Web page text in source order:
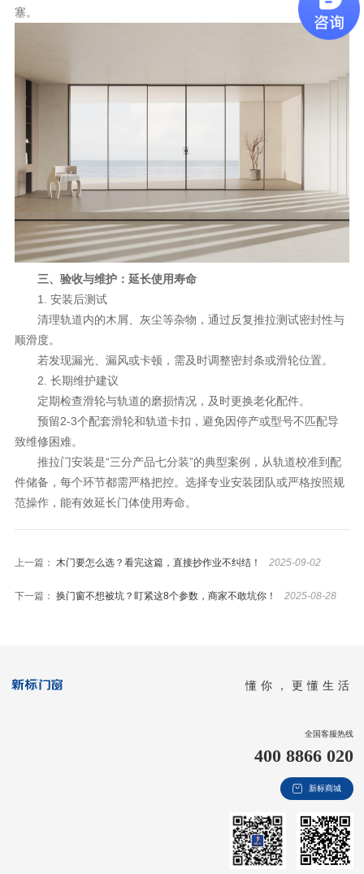
塞。
三、验收与维护：延长使用寿命
1. 安装后测试
清理轨道内的木屑、灰尘等杂物，通过反复推拉测试密封性与
顺滑度。
若发现漏光、漏风或卡顿，需及时调整密封条或滑轮位置。
2. 长期维护建议
定期检查滑轮与轨道的磨损情况，及时更换老化配件。
预留2-3个配套滑轮和轨道卡扣，避免因停产或型号不匹配导
致维修困难。
推拉门安装是“三分产品七分装”的典型案例，从轨道校准到配
件储备，每个环节都需严格把控。选择专业安装团队或严格按照规
范操作，能有效延长门体使用寿命。
上一篇： 木门要怎么选？看完这篇，直接抄作业不纠结！ 2025-09-02
下一篇： 换门窗不想被坑？盯紧这8个参数，商家不敢坑你！ 2025-08-28
懂你，更懂生活
全国客服热线
400 8866 020
新标商城